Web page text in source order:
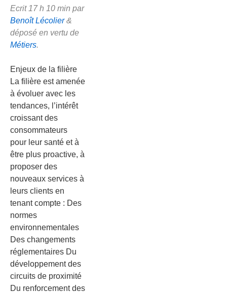
Ecrit 17 h 10 min par
Benoît Lécolier &
déposé en vertu de
Métiers.
Enjeux de la filière
La filière est amenée
à évoluer avec les
tendances, l’intérêt
croissant des
consommateurs
pour leur santé et à
être plus proactive, à
proposer des
nouveaux services à
leurs clients en
tenant compte : Des
normes
environnementales
Des changements
réglementaires Du
développement des
circuits de proximité
Du renforcement des